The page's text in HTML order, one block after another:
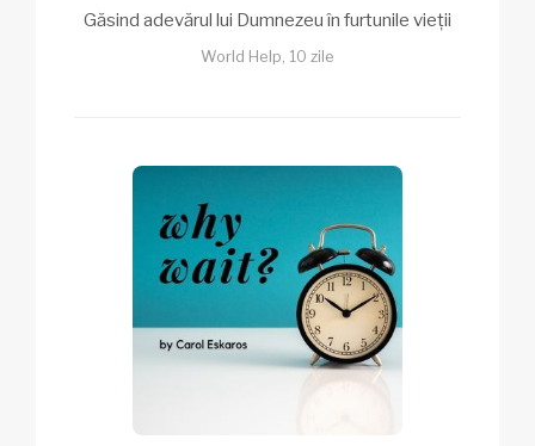
Găsind adevărul lui Dumnezeu în furtunile vieții
World Help, 10 zile